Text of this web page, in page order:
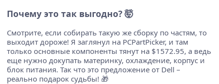
Почему это так выгодно? 🤯
Смотрите, если собирать такую же сборку по частям, то
выходит дороже! Я заглянул на PCPartPicker, и там
только основные компоненты тянут на $1572.95, а ведь
еще нужно докупать материнку, охлаждение, корпус и
блок питания. Так что это предложение от Dell –
реально подарок судьбы! 🎁